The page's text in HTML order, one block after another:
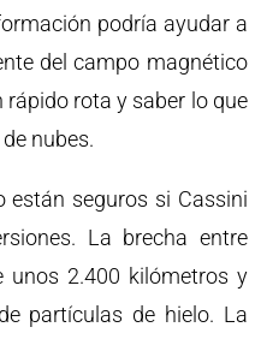
podría ayudar a
del campo magnético
rota y saber lo que
nubes.
están seguros si Cassini
La brecha entre
unos 2.400 kilómetros y
partículas de hielo. La